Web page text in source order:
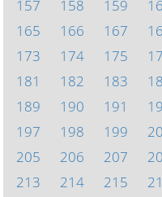
157
158 159
165
166 167
173
174 175
181
182 183
189
190 191
197
198 199
205
206 207
213
214 215